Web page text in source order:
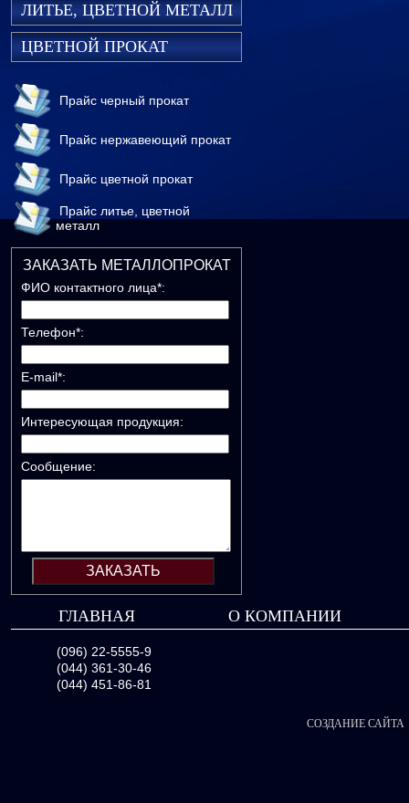
ЛИТЬЕ, ЦВЕТНОЙ МЕТАЛЛ
ЦВЕТНОЙ ПРОКАТ
Прайс черный прокат
Прайс нержавеющий прокат
Прайс цветной прокат
Прайс литье, цветной
металл
ЗАКАЗАТЬ МЕТАЛЛОПРОКАТ
ФИО контактного лица*:
Телефон*:
E-mail*:
Интересующая продукция:
Сообщение:
ГЛАВНАЯ О КОМПАНИИ
(096) 22-5555-9
(044) 361-30-46
(044) 451-86-81
СОЗДАНИЕ САЙТА